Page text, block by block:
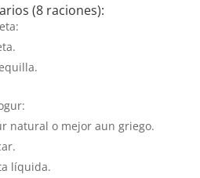
(8 raciones):
natural o mejor aun griego.
líquida.